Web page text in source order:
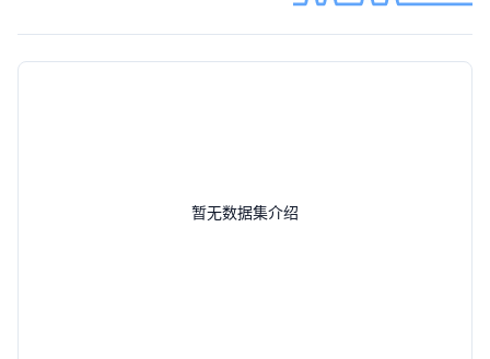
暂无数据集介绍